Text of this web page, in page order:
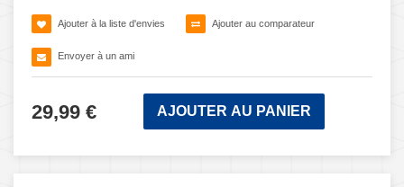
Ajouter à la liste d'envies Ajouter au comparateur
Envoyer à un ami
29,99 € AJOUTER AU PANIER